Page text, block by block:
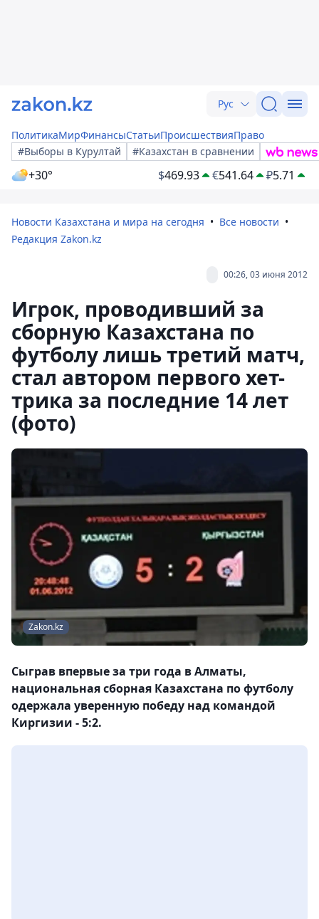
Рус
ПолитикаМирФинансыСтатьиПроисшествияПраво
#Выборы в Курултай
#Казахстан в сравнении
+30° $469.93 €541.64 ₽5.71
Новости Казахстана и мира на сегодня
Все новости
Редакция Zakon.kz
00:26, 03 июня 2012
Игрок, проводивший за
сборную Казахстана по
футболу лишь третий матч,
стал автором первого хет-
трика за последние 14 лет
(фото)
Zakon.kz
Сыграв впервые за три года в Алматы,
национальная сборная Казахстана по футболу
одержала уверенную победу над командой
Киргизии - 5:2.